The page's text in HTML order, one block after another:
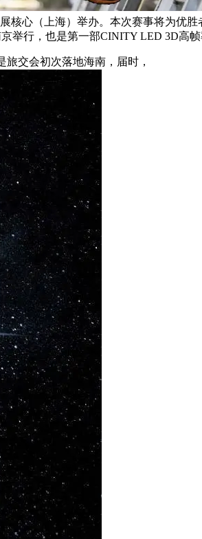
核心（上海）举办。本次赛事将为优
举行，也是第一部CINITY LED 3D高帧
交会初次落地海南，届时，